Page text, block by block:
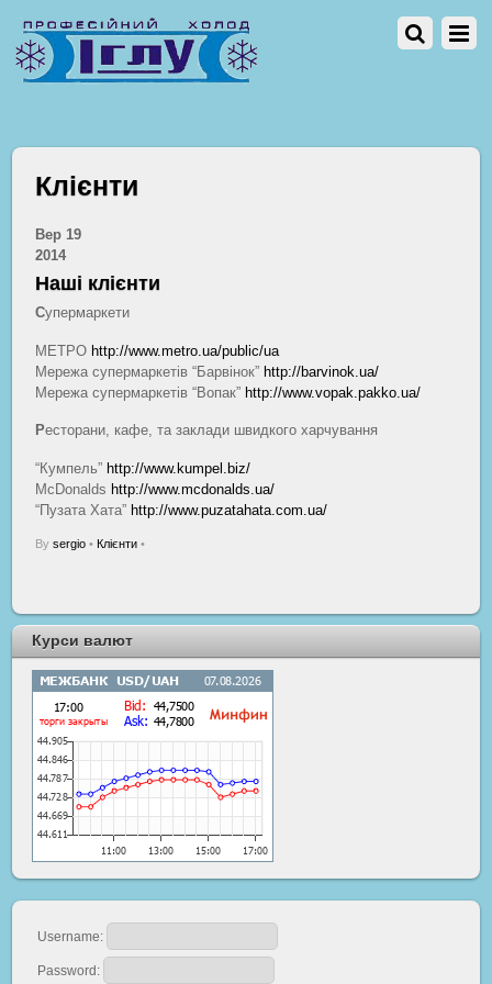
Клієнти
Вер 19
2014
Наші клієнти
Супермаркети
МЕТРО http://www.metro.ua/public/ua
Мережа супермаркетів “Барвінок” http://barvinok.ua/
Мережа супермаркетів “Вопак” http://www.vopak.pakko.ua/
Ресторани, кафе, та заклади швидкого харчування
“Кумпель” http://www.kumpel.biz/
McDonalds http://www.mcdonalds.ua/
“Пузата Хата” http://www.puzatahata.com.ua/
Bysergio • Клієнти •
Курси валют
Username:
Password: